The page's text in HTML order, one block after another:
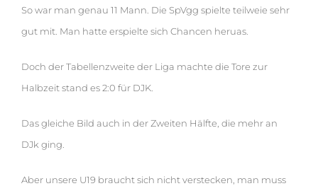
So war man genau 11 Mann. Die SpVgg spielte teilweie sehr
gut mit. Man hatte erspielte sich Chancen heruas.
Doch der Tabellenzweite der Liga machte die Tore zur
Halbzeit stand es 2:0 für DJK.
Das gleiche Bild auch in der Zweiten Hälfte, die mehr an
DJk ging.
Aber unsere U19 braucht sich nicht verstecken, man muss